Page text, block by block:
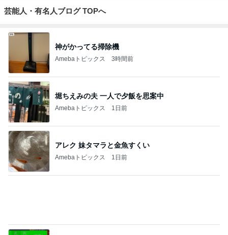
中学受験の恩恵を感じた娘の様子
シャネル新作のヴィンテージな特徴